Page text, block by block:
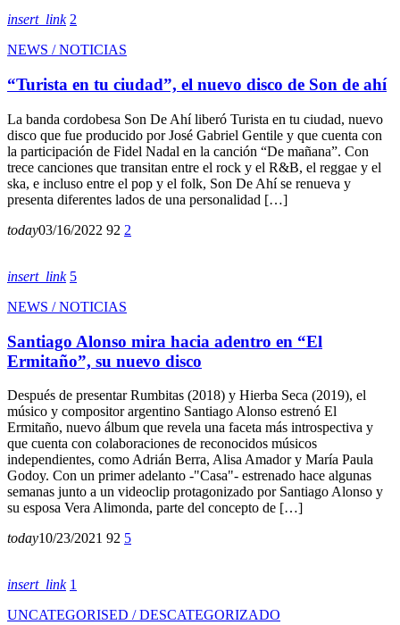
insert_link 2
NEWS / NOTICIAS
“Turista en tu ciudad”, el nuevo disco de Son de ahí
La banda cordobesa Son De Ahí liberó Turista en tu ciudad, nuevo
disco que fue producido por José Gabriel Gentile y que cuenta con
la participación de Fidel Nadal en la canción “De mañana”. Con
trece canciones que transitan entre el rock y el R&B, el reggae y el
ska, e incluso entre el pop y el folk, Son De Ahí se renueva y
presenta diferentes lados de una personalidad […]
today03/16/2022 92 2
insert_link 5
NEWS / NOTICIAS
Santiago Alonso mira hacia adentro en “El
Ermitaño”, su nuevo disco
Después de presentar Rumbitas (2018) y Hierba Seca (2019), el
músico y compositor argentino Santiago Alonso estrenó El
Ermitaño, nuevo álbum que revela una faceta más introspectiva y
que cuenta con colaboraciones de reconocidos músicos
independientes, como Adrián Berra, Alisa Amador y María Paula
Godoy. Con un primer adelanto -"Casa"- estrenado hace algunas
semanas junto a un videoclip protagonizado por Santiago Alonso y
su esposa Vera Alimonda, parte del concepto de […]
today10/23/2021 92 5
insert_link 1
UNCATEGORISED / DESCATEGORIZADO